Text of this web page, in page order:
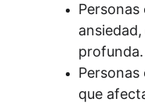
profunda.
que